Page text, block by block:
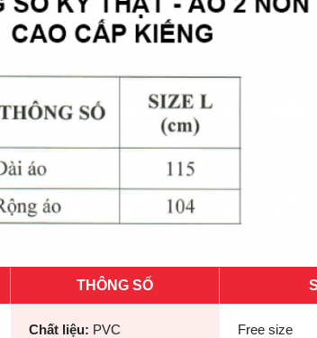
THÔNG SỐ
Chất liệu: PVC Free size